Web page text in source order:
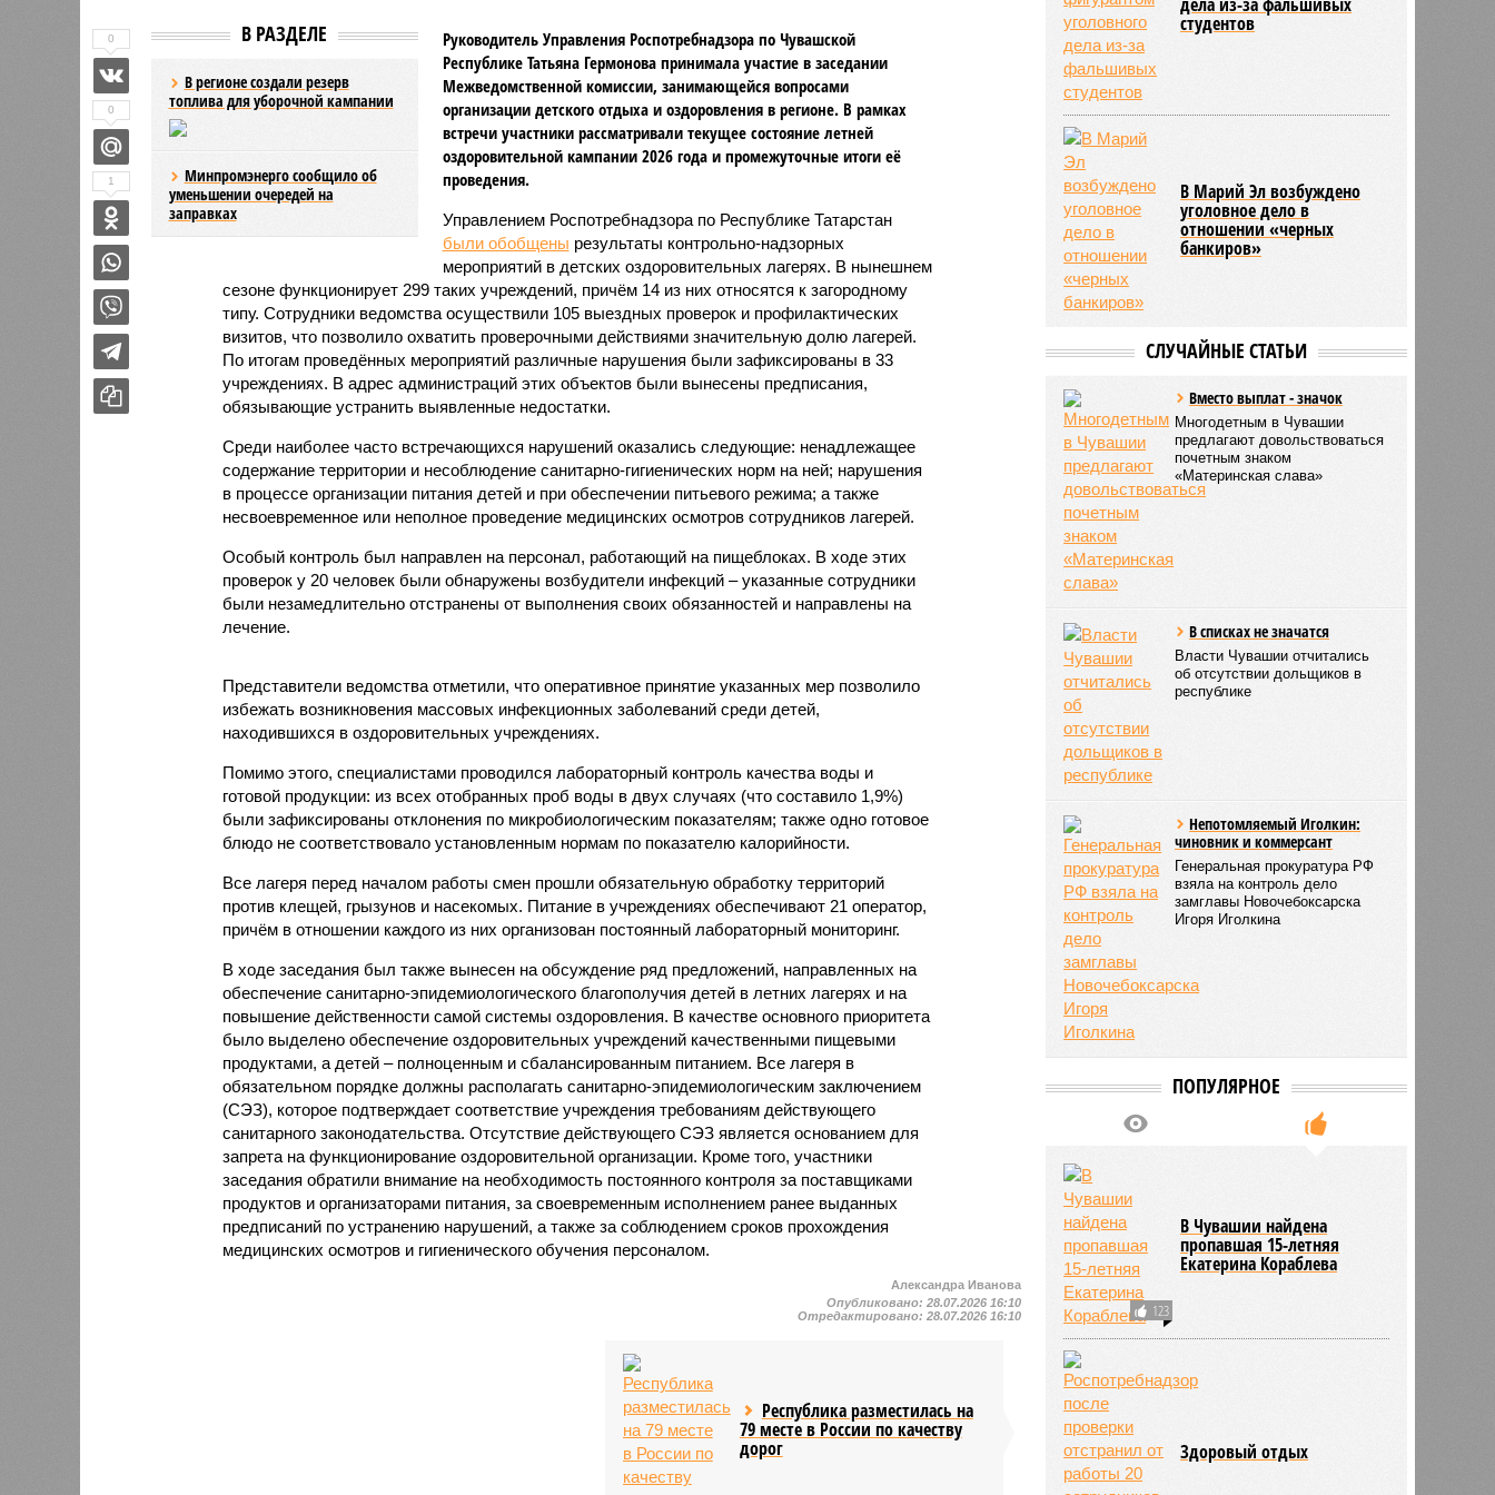
В РАЗДЕЛЕ
В регионе создали резерв
топлива для уборочной кампании
Минпромэнерго сообщило об
уменьшении очередей на
заправках
Руководитель Управления Роспотребнадзора по Чувашской
Республике Татьяна Гермонова принимала участие в заседании
Межведомственной комиссии, занимающейся вопросами
организации детского отдыха и оздоровления в регионе. В рамках
встречи участники рассматривали текущее состояние летней
оздоровительной кампании 2026 года и промежуточные итоги её
проведения.
Управлением Роспотребнадзора по Республике Татарстан
были обобщены результаты контрольно-надзорных
мероприятий в детских оздоровительных лагерях. В нынешнем
сезоне функционирует 299 таких учреждений, причём 14 из них относятся к загородному
типу. Сотрудники ведомства осуществили 105 выездных проверок и профилактических
визитов, что позволило охватить проверочными действиями значительную долю лагерей.
По итогам проведённых мероприятий различные нарушения были зафиксированы в 33
учреждениях. В адрес администраций этих объектов были вынесены предписания,
обязывающие устранить выявленные недостатки.
Среди наиболее часто встречающихся нарушений оказались следующие: ненадлежащее
содержание территории и несоблюдение санитарно-гигиенических норм на ней; нарушения
в процессе организации питания детей и при обеспечении питьевого режима; а также
несвоевременное или неполное проведение медицинских осмотров сотрудников лагерей.
Особый контроль был направлен на персонал, работающий на пищеблоках. В ходе этих
проверок у 20 человек были обнаружены возбудители инфекций – указанные сотрудники
были незамедлительно отстранены от выполнения своих обязанностей и направлены на
лечение.
Представители ведомства отметили, что оперативное принятие указанных мер позволило
избежать возникновения массовых инфекционных заболеваний среди детей,
находившихся в оздоровительных учреждениях.
Помимо этого, специалистами проводился лабораторный контроль качества воды и
готовой продукции: из всех отобранных проб воды в двух случаях (что составило 1,9%)
были зафиксированы отклонения по микробиологическим показателям; также одно готовое
блюдо не соответствовало установленным нормам по показателю калорийности.
Все лагеря перед началом работы смен прошли обязательную обработку территорий
против клещей, грызунов и насекомых. Питание в учреждениях обеспечивают 21 оператор,
причём в отношении каждого из них организован постоянный лабораторный мониторинг.
В ходе заседания был также вынесен на обсуждение ряд предложений, направленных на
обеспечение санитарно-эпидемиологического благополучия детей в летних лагерях и на
повышение действенности самой системы оздоровления. В качестве основного приоритета
было выделено обеспечение оздоровительных учреждений качественными пищевыми
продуктами, а детей – полноценным и сбалансированным питанием. Все лагеря в
обязательном порядке должны располагать санитарно-эпидемиологическим заключением
(СЭЗ), которое подтверждает соответствие учреждения требованиям действующего
санитарного законодательства. Отсутствие действующего СЭЗ является основанием для
запрета на функционирование оздоровительной организации. Кроме того, участники
заседания обратили внимание на необходимость постоянного контроля за поставщиками
продуктов и организаторами питания, за своевременным исполнением ранее выданных
предписаний по устранению нарушений, а также за соблюдением сроков прохождения
медицинских осмотров и гигиенического обучения персоналом.
0
0
1
Александра Иванова
Опубликовано:28.07.2026 16:10
Отредактировано:28.07.2026 16:10
Республика разместилась на
79 месте в России по качеству
дорог
студентов
В Марий Эл возбуждено
уголовное дело в
отношении «черных
банкиров»
СЛУЧАЙНЫЕ СТАТЬИ
Вместо выплат - значок
Многодетным в Чувашии
предлагают довольствоваться
почетным знаком
«Материнская слава»
В списках не значатся
Власти Чувашии отчитались
об отсутствии дольщиков в
республике
Непотомляемый Иголкин:
чиновник и коммерсант
Генеральная прокуратура РФ
взяла на контроль дело
замглавы Новочебоксарска
Игоря Иголкина
ПОПУЛЯРНОЕ
123
В Чувашии найдена
пропавшая 15-летняя
Екатерина Кораблева
Здоровый отдых